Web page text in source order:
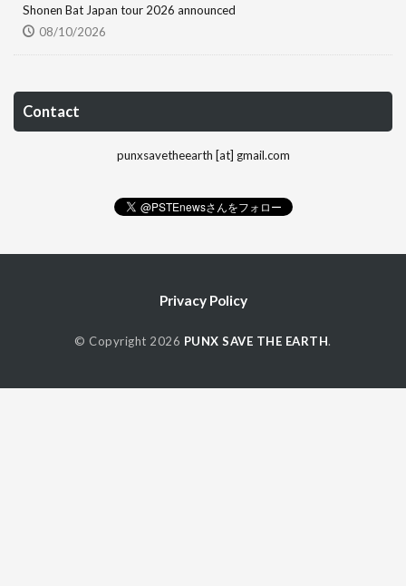
Shonen Bat Japan tour 2026 announced
08/10/2026
Contact
punxsavetheearth [at] gmail.com
Privacy Policy
© Copyright 2026 PUNX SAVE THE EARTH.